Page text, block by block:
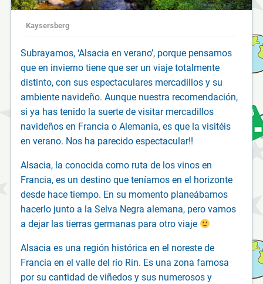
Kaysersberg
Subrayamos, ‘Alsacia en verano’, porque pensamos
que en invierno tiene que ser un viaje totalmente
distinto, con sus espectaculares mercadillos y su
ambiente navideño. Aunque nuestra recomendación,
si ya has tenido la suerte de visitar mercadillos
navideños en Francia o Alemania, es que la visitéis
en verano. Nos ha parecido espectacular!!
Alsacia, la conocida como ruta de los vinos en
Francia, es un destino que teníamos en el horizonte
desde hace tiempo. En su momento planeábamos
hacerlo junto a la Selva Negra alemana, pero vamos
a dejar las tierras germanas para otro viaje
Alsacia es una región histórica en el noreste de
Francia en el valle del río Rin. Es una zona famosa
por su cantidad de viñedos y sus numerosos y